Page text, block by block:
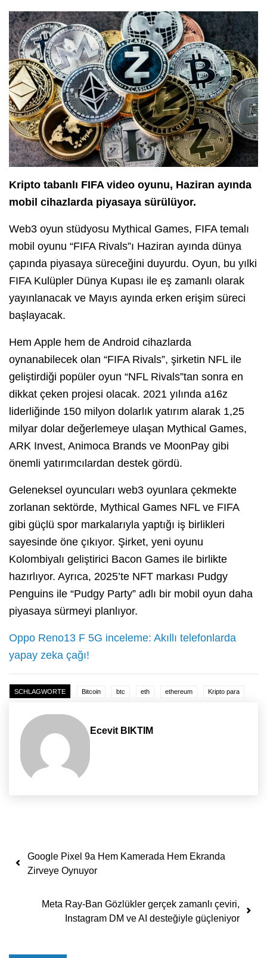
Kripto tabanlı FIFA video oyunu, Haziran ayında
mobil cihazlarda piyasaya sürülüyor.
Web3 oyun stüdyosu Mythical Games, FIFA temalı
mobil oyunu “FIFA Rivals”ı Haziran ayında dünya
çapında piyasaya süreceğini duyurdu. Oyun, bu yılki
FIFA Kulüpler Dünya Kupası ile eş zamanlı olarak
yayınlanacak ve Mayıs ayında erken erişim süreci
başlayacak.
Hem Apple hem de Android cihazlarda
oynanabilecek olan “FIFA Rivals”, şirketin NFL ile
geliştirdiği popüler oyun “NFL Rivals”tan sonra en
dikkat çeken projesi olacak. 2021 yılında a16z
liderliğinde 150 milyon dolarlık yatırım alarak 1,25
milyar dolar değerlemeye ulaşan Mythical Games,
ARK Invest, Animoca Brands ve MoonPay gibi
önemli yatırımcılardan destek gördü.
Geleneksel oyuncuları web3 oyunlara çekmekte
zorlanan sektörde, Mythical Games NFL ve FIFA
gibi güçlü spor markalarıyla yaptığı iş birlikleri
sayesinde öne çıkıyor. Şirket, yeni oyunu
Kolombiyalı geliştirici Bacon Games ile birlikte
hazırlıyor. Ayrıca, 2025’te NFT markası Pudgy
Penguins ile “Pudgy Party” adlı bir mobil oyun daha
piyasaya sürmeyi planlıyor.
Oppo Reno13 F 5G inceleme: Akıllı telefonlarda
yapay zeka çağı!
SCHLAGWORTE Bitcoin btc eth ethereum Kripto para
Ecevit BIKTIM
Yazı dolaşımı
Google Pixel 9a Hem Kamerada Hem Ekranda
Zirveye Oynuyor
Meta Ray-Ban Gözlükler gerçek zamanlı çeviri,
Instagram DM ve AI desteğiyle güçleniyor